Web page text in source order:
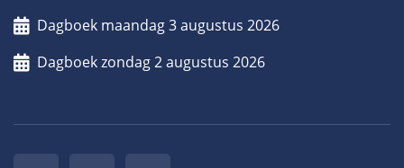
Dagboek maandag 3 augustus 2026
Dagboek zondag 2 augustus 2026